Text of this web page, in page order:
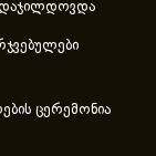
დაჯილდოვდა
ცერემონია